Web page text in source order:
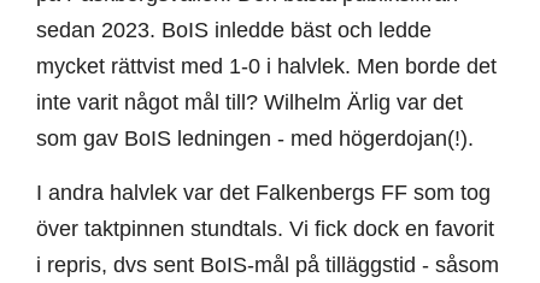
sedan 2023. BoIS inledde bäst och ledde
mycket rättvist med 1-0 i halvlek. Men borde det
inte varit något mål till? Wilhelm Ärlig var det
som gav BoIS ledningen - med högerdojan(!).
I andra halvlek var det Falkenbergs FF som tog
över taktpinnen stundtals. Vi fick dock en favorit
i repris, dvs sent BoIS-mål på tilläggstid - såsom